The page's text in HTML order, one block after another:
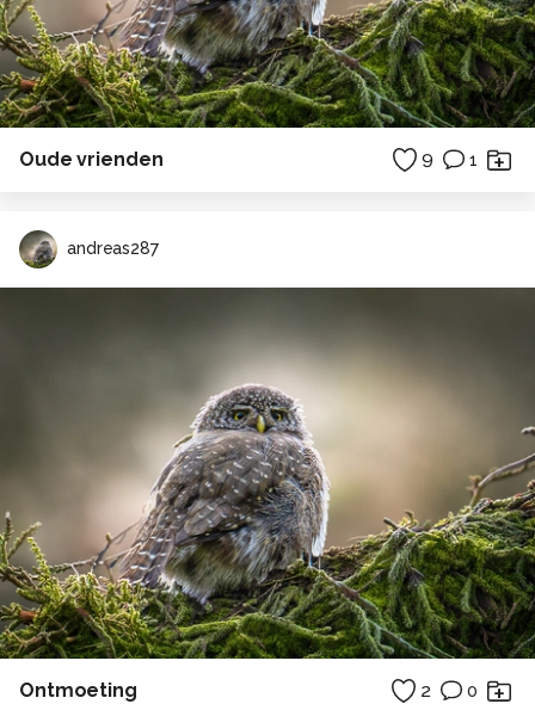
Oude vrienden 9 1
andreas287
Ontmoeting 2 0